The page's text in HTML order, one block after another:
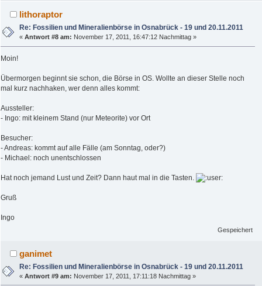
lithoraptor
Re: Fossilien und Mineralienbörse in Osnabrück - 19 und 20.11.2011
«Antwort #8 am: November 17, 2011, 16:47:12 Nachmittag »
Moin!
Übermorgen beginnt sie schon, die Börse in OS. Wollte an dieser Stelle noch
mal kurz nachhaken, wer denn alles kommt:
Aussteller:
- Ingo: mit kleinem Stand (nur Meteorite) vor Ort
Besucher:
- Andreas: kommt auf alle Fälle (am Sonntag, oder?)
- Michael: noch unentschlossen
Hat noch jemand Lust und Zeit? Dann haut mal in die Tasten.
Gruß
Ingo
Gespeichert
ganimet
Re: Fossilien und Mineralienbörse in Osnabrück - 19 und 20.11.2011
«Antwort #9 am: November 17, 2011, 17:11:18 Nachmittag »